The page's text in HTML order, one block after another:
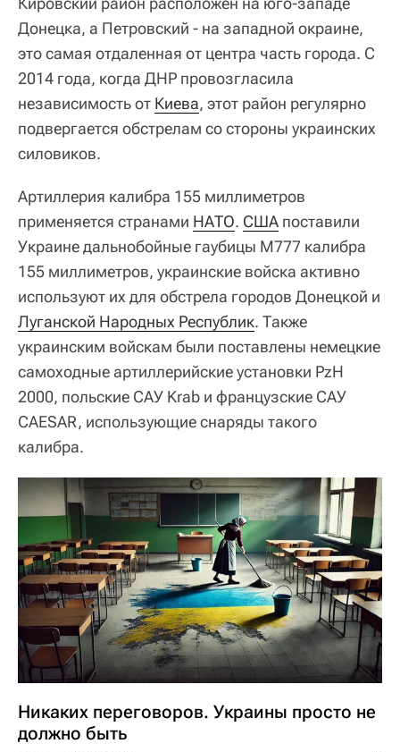
Донецка, а Петровский - на западной окраине,
это самая отдаленная от центра часть города. С
2014 года, когда ДНР провозгласила
независимость от Киева, этот район регулярно
подвергается обстрелам со стороны украинских
силовиков.
Артиллерия калибра 155 миллиметров
применяется странами НАТО. США поставили
Украине дальнобойные гаубицы M777 калибра
155 миллиметров, украинские войска активно
используют их для обстрела городов Донецкой и
Луганской Народных Республик. Также
украинским войскам были поставлены немецкие
самоходные артиллерийские установки PzH
2000, польские САУ Krab и французские САУ
CAESAR, использующие снаряды такого
калибра.
Никаких переговоров. Украины просто не
должно быть